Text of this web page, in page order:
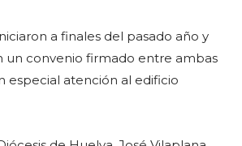
a finales del pasado año y
un convenio firmado entre ambas
especial atención al edificio